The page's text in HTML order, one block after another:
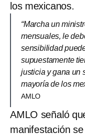
los mexicanos.
“Marcha un
mensuales, le
sensibilidad
supuestamente
justicia y gana un
mayoría de los
AMLO
AMLO señaló
manifestación